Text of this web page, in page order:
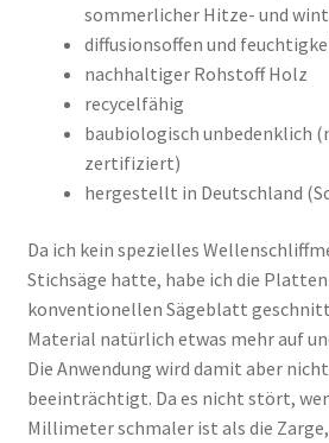
sommerlicher Hitze- und
diffusionsoffen und
nachhaltiger Rohstoff Holz
recycelfähig
baubiologisch unbedenklich
zertifiziert)
hergestellt in Deutschland
Da ich kein spezielles
Stichsäge hatte, habe ich die
konventionellen Sägeblatt
Material natürlich etwas mehr auf
Die Anwendung wird damit aber
beeinträchtigt. Da es nicht stört,
Millimeter schmaler ist als die